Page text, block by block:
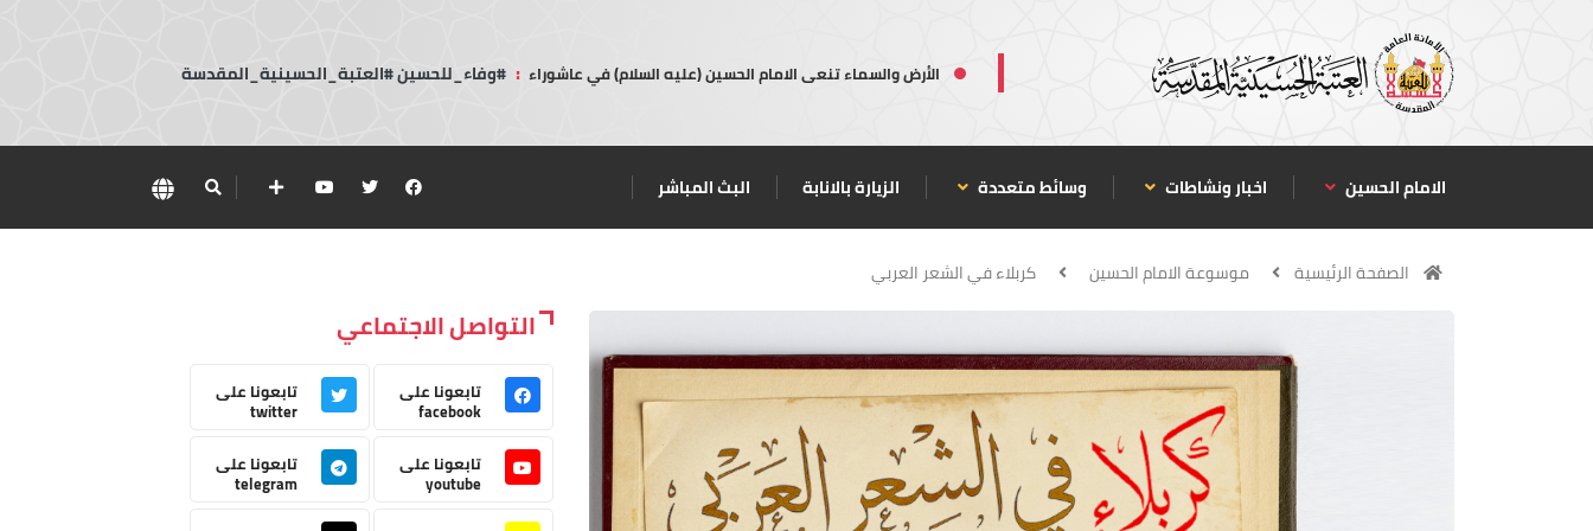
الأرض والسماء تنعى الامام الحسين (عليه السلام) في عاشوراء : #وفاء_للحسين #العتبة_الحسينية_المقدسة
الامام الحسين اخبار ونشاطات وسائط متعددة الزيارة بالانابة البث المباشر
الصفحة الرئيسية موسوعة الامام الحسين كربلاء في الشعر العربي
التواصل الاجتماعي
تابعونا على
facebook
تابعونا على
twitter
تابعونا على
youtube
تابعونا على
telegram